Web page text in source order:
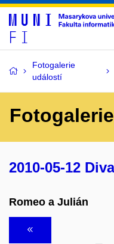
Fotogalerie
událostí
2010-05-12
Romeo a Julián